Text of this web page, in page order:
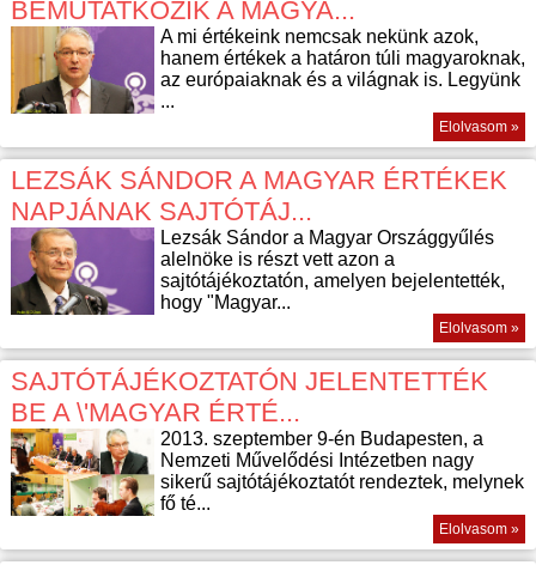
BEMUTATKOZIK A MAGYA...
A mi értékeink nemcsak nekünk azok,
hanem értékek a határon túli magyaroknak,
az európaiaknak és a világnak is. Legyünk
...
Elolvasom »
LEZSÁK SÁNDOR A MAGYAR ÉRTÉKEK
NAPJÁNAK SAJTÓTÁJ...
Lezsák Sándor a Magyar Országgyűlés
alelnöke is részt vett azon a
sajtótájékoztatón, amelyen bejelentették,
hogy "Magyar...
Elolvasom »
SAJTÓTÁJÉKOZTATÓN JELENTETTÉK
BE A \'MAGYAR ÉRTÉ...
2013. szeptember 9-én Budapesten, a
Nemzeti Művelődési Intézetben nagy
sikerű sajtótájékoztatót rendeztek, melynek
fő té...
Elolvasom »